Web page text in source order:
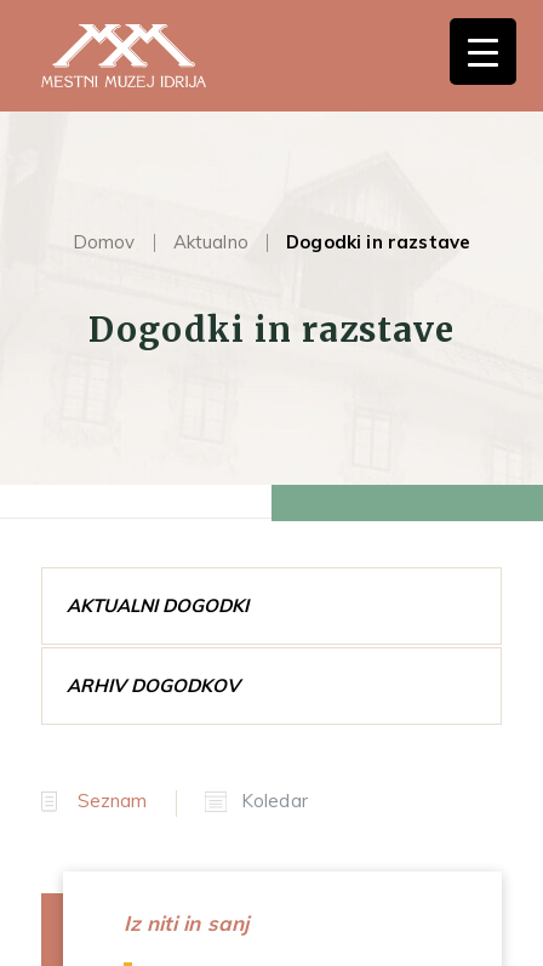
Domov Aktualno Dogodki in razstave
Dogodki in razstave
AKTUALNI DOGODKI
ARHIV DOGODKOV
Seznam Koledar
Iz niti in sanj